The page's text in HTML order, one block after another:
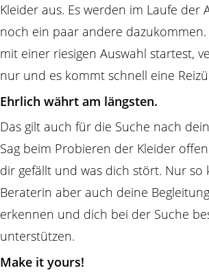
Kleider aus. Es werden im Laufe der
noch ein paar andere
mit einer riesigen Auswahl startest,
nur und es kommt schnell eine
Ehrlich währt am längsten.
Das gilt auch für die Suche nach
Sag beim Probieren der Kleider
dir gefällt und was dich stört. Nur so
Beraterin aber auch deine
erkennen und dich bei der Suche
unterstützen.
Make it yours!